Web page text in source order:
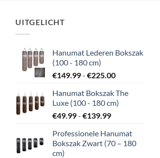
UITGELICHT
Hanumat Lederen Bokszak
(100 - 180 cm)
€149.99- €225.00Prijsklasse:
tot
€225.00
Hanumat Bokszak The
Luxe (100 - 180 cm)
€49.99- €139.99Prijsklasse:
tot
€139.99
Professionele Hanumat
Bokszak Zwart (70 – 180
cm)